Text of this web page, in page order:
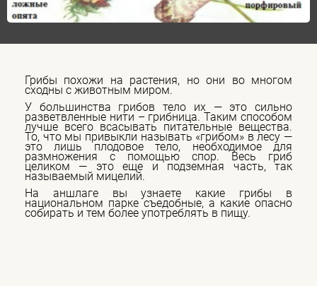
Грибы похожи на растения, но они во многом
сходны с животным миром.
У большинства грибов тело их — это сильно
разветвленные нити – грибница. Таким способом
лучше всего всасывать питательные вещества.
То, что мы привыкли называть «грибом» в лесу —
это лишь плодовое тело, необходимое для
размножения с помощью спор. Весь гриб
целиком — это еще и подземная часть, так
называемый мицелий.
На аншлаге вы узнаете какие грибы в
национальном парке съедобные, а какие опасно
собирать и тем более употреблять в пищу.